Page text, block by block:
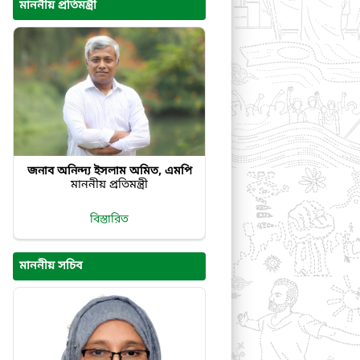
মাননীয় প্রতিমন্ত্রী
জনাব অনিন্দ্য ইসলাম অমিত, এমপি
মাননীয় প্রতিমন্ত্রী
বিস্তারিত
মাননীয় সচিব